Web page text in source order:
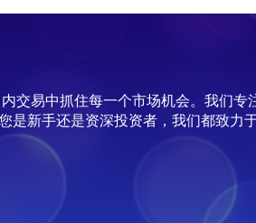
交易中抓住每一个市场机会。我们专
是新手还是资深投资者，我们都致力